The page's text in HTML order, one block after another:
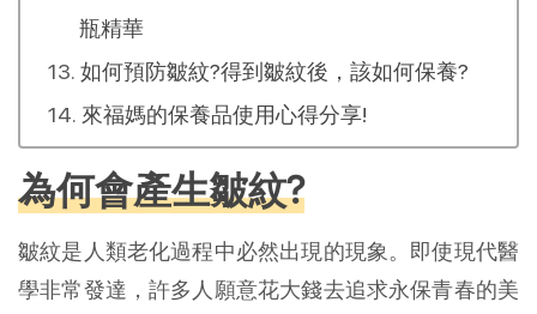
瓶精華
如何預防皺紋?得到皺紋後，該如何保養?
來福媽的保養品使用心得分享!
為何會產生皺紋?
皺紋是人類老化過程中必然出現的現象。即使現代醫
學非常發達，許多人願意花大錢去追求永保青春的美